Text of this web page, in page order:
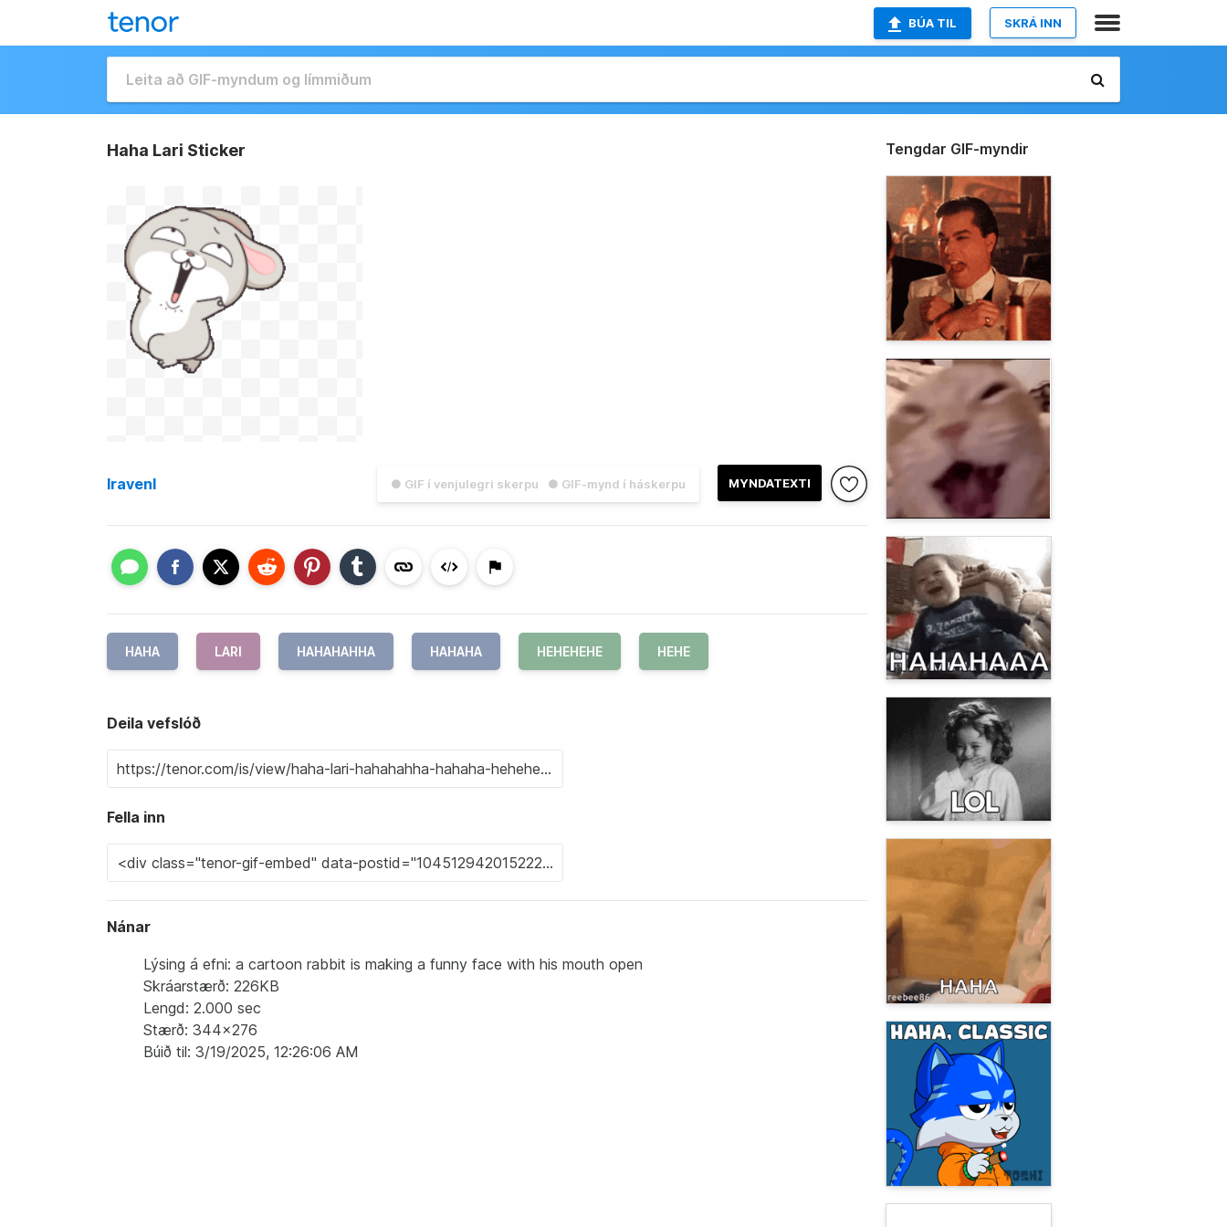
BÚA TIL SKRÁ INN
Haha Lari Sticker
● GIF í venjulegri skerpu ● GIF-mynd í háskerpu MYNDATEXTI
lravenl
HAHA LARI HAHAHAHHA HAHAHA HEHEHEHE HEHE
Deila vefslóð
Fella inn
Nánar
Lýsing á efni: a cartoon rabbit is making a funny face with his mouth open
Skráarstærð: 226KB
Lengd: 2.000 sec
Stærð: 344x276
Búið til: 3/19/2025, 12:26:06 AM
Tengdar GIF-myndir